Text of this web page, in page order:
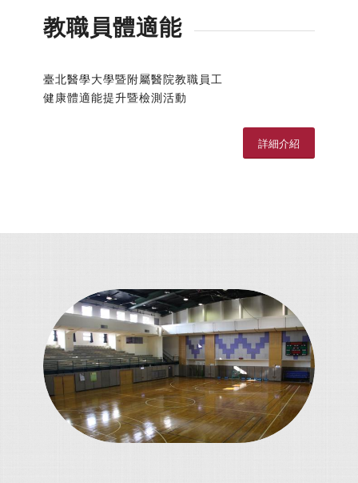
教職員體適能
臺北醫學大學暨附屬醫院教職員工
健康體適能提升暨檢測活動
詳細介紹
詳細介紹